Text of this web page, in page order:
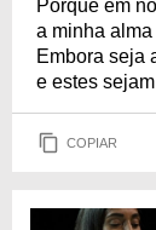
Porque em
a minha
Embora seja
e estes
COPIAR